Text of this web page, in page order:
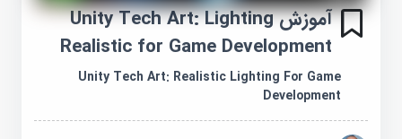
آموزش Unity Tech Art: Lighting
Realistic for Game Development
Unity Tech Art: Realistic Lighting For Game
Development